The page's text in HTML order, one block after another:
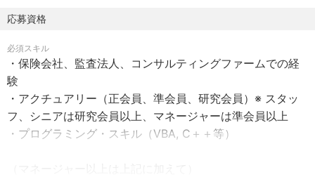
保険数理モデルに関連した各種サービスの提供
・居住地 ：不問
・通勤費 ：月額上限5万円（新幹線、飛行機使用可）
・在宅手当：月5,000円
【その他詳細】
面談時にお伝えいたします。
応募資格
必須スキル
・保険会社、監査法人、コンサルティングファームでの経
験
・アクチュアリー（正会員、準会員、研究会員）※ スタッ
フ、シニアは研究会員以上、マネージャーは準会員以上
・プログラミング・スキル（VBA, C＋＋等）